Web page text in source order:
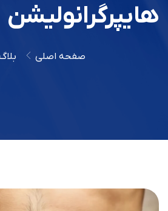
هایپرگرانولیشن
صفحه اصلی بلاگ